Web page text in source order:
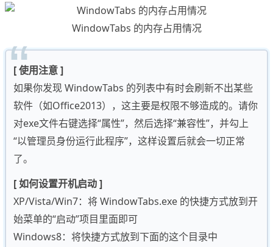
WindowTabs 的内存占用情况
[ 使用注意 ]
如果你发现 WindowTabs 的列表中有时会刷新不出某些
软件（如Office2013），这主要是权限不够造成的。请你
对exe文件右键选择“属性”，然后选择“兼容性”，并勾上
“以管理员身份运行此程序”，这样设置后就会一切正常
了。
[ 如何设置开机启动 ]
XP/Vista/Win7：将 WindowTabs.exe 的快捷方式放到开
始菜单的“启动”项目里面即可
Windows8：将快捷方式放到下面的这个目录中